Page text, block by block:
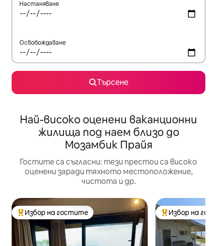
Настаняване
Освобождаване
Търсене
Най-високо оценени ваканционни
жилища под наем близо до
Мозамбик Прайя
Гостите са съгласни: тези престои са високо
оценени заради тяхното местоположение,
чистота и др.
Най-популярен избор на гостите
Избор на гостите Най-популярен
Избор на